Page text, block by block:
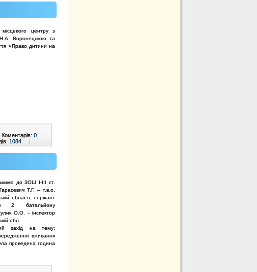
місцевого центру з
Н.А. Воронецькою та
«Право дитини на
Коментарів: 0
1084 |
до ЗОШ І-ІІІ ст.
Т.Г. – т.в.о.
області, сержант
№ 2 батальйону
О.О. - інспектор
обл.
захід на тему:
вживання
проведена година